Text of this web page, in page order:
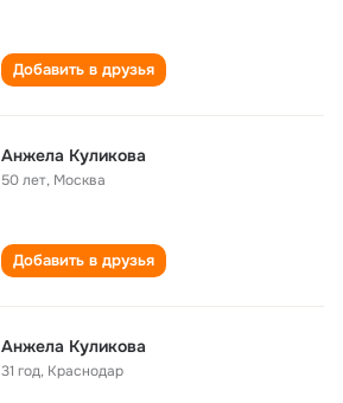
Добавить в друзья
Анжела Куликова
50 лет, Москва
Добавить в друзья
Анжела Куликова
31 год, Краснодар